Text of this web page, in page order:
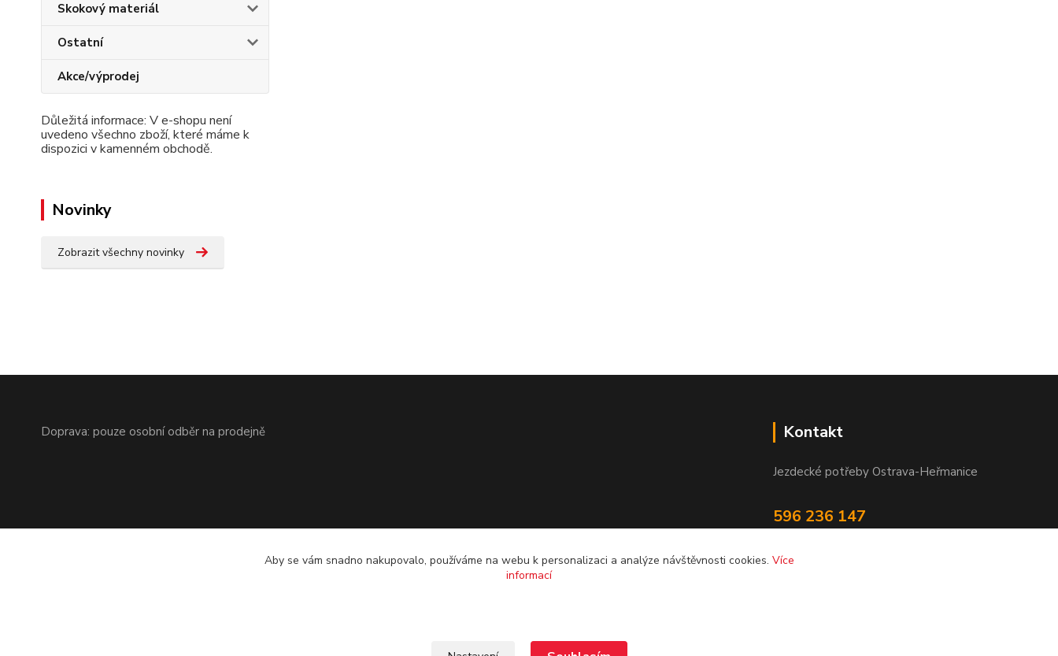
Skokový materiál
Ostatní
Akce/výprodej
Důležitá informace: V e-shopu není
uvedeno všechno zboží, které máme k
dispozici v kamenném obchodě.
Novinky
Zobrazit všechny novinky
Doprava: pouze osobní odběr na prodejně Kontakt
Jezdecké potřeby Ostrava-Heřmanice
596 236 147
Aby se vám snadno nakupovalo, používáme na webu k personalizaci a analýze návštěvnosti cookies. Více
informací